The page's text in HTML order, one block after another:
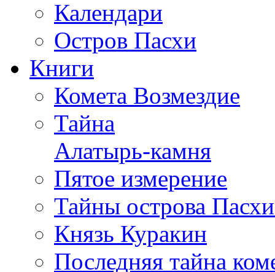
Календари
Остров Пасхи
Книги
Комета Возмездие
Тайна
Алатырь-камня
Пятое измерение
Тайны острова
Князь Куракин
Последняя тайна